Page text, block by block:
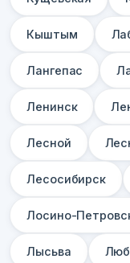
Кыштым
Лангепас
Ленинск
Лесной
Лесосибирск
Лосино-
Лысьва